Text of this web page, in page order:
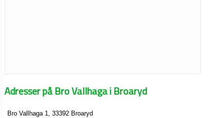
Adresser på Bro Vallhaga i Broaryd
Bro Vallhaga 1, 33392 Broaryd